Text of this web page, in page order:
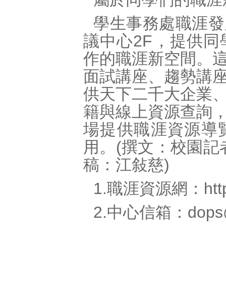
學生事務處職涯
議中心2F，提供
作的職涯新空間。
面試講座、趨勢講
供天下二千大企業
籍與線上資源查詢
場提供職涯資源導
用。(撰文：校園
稿：江敍慈)
1.職涯資源網：
2.中心信箱：